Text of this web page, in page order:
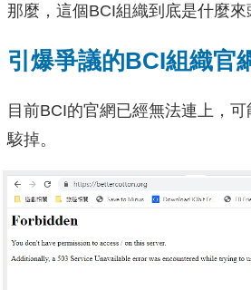
那麼，這個BCI組織到底是什麼來
引爆爭議的BCI組織官
目前BCI的官網已經無法連上，
駭掉。